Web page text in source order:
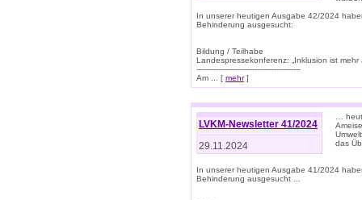
In unserer heutigen Ausgabe 42/2024
Behinderung ausgesucht:
Bildung / Teilhabe
Landespressekonferenz: „Inklusion ist mehr
-------------------------------------------
Am ... [ mehr]
LVKM-Newsletter 41/2024
29.11.2024
…
das
In unserer heutigen Ausgabe 41/2024
Behinderung ausgesucht ...